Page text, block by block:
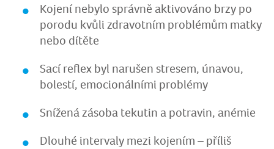
Kojení nebylo správně aktivováno brzy po
porodu kvůli zdravotním problémům matky
nebo dítěte
Sací reflex byl narušen stresem, únavou,
bolestí, emocionálními problémy
Snížená zásoba tekutin a potravin, anémie
Dlouhé intervaly mezi kojením – příliš